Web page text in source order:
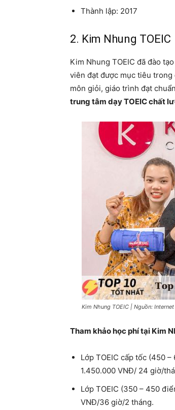
Thành lập: 2017
2. Kim Nhung TOEIC
Kim Nhung TOEIC đã đào
viên đạt được mục tiêu
môn giỏi, giáo trình đạt
trung tâm dạy TOEIC chất
Kim Nhung TOEIC | Nguồn: Internet
Tham khảo học phí tại Kim
Lớp TOEIC cấp tốc (450
1.450.000 VNĐ/ 24 giờ/
Lớp TOEIC (350 – 450
VNĐ/36 giờ/2 tháng.​